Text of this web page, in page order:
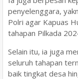
penyelenggara,
Polri agar Kapuas
tahapan Pilkada
Selain itu, ia juga
seluruh tahapan
baik tingkat desa